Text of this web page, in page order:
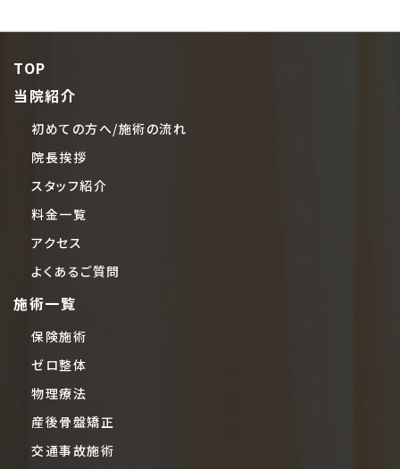
TOP
当院紹介
初めての方へ/施術の流れ
院長挨拶
スタッフ紹介
料金一覧
アクセス
よくあるご質問
施術一覧
保険施術
ゼロ整体
物理療法
産後骨盤矯正
交通事故施術